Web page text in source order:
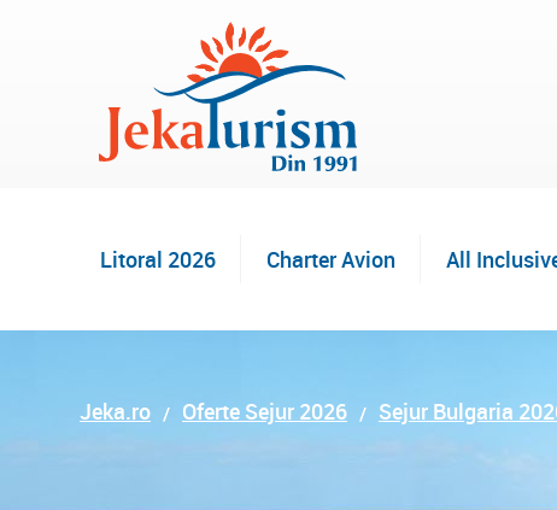
Litoral 2026 Charter Avion All
Jeka.ro Oferte Sejur 2026 Sejur Bulgaria